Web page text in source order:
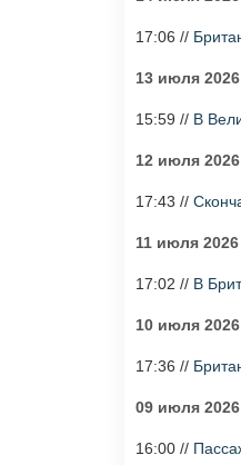
17:06 //
13 июля 2026
15:59 // В
12 июля 2026
17:43 //
11 июля 2026
17:02 // В
10 июля 2026
17:36 //
09 июля 2026
16:00 //